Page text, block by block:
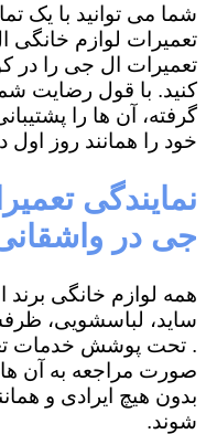
شما می توانید با یک
تعمیرات لوازم
تعمیرات ال جی را در
کنید. با قول رضایت
گرفته، آن ها را
خود را همانند روز اول
نمایندگی
جی در
همه لوازم خانگی
ساید، لباسشویی،
. تحت پوشش خدمات
صورت مراجعه به آن
بدون هیچ ایرادی و
شوند.